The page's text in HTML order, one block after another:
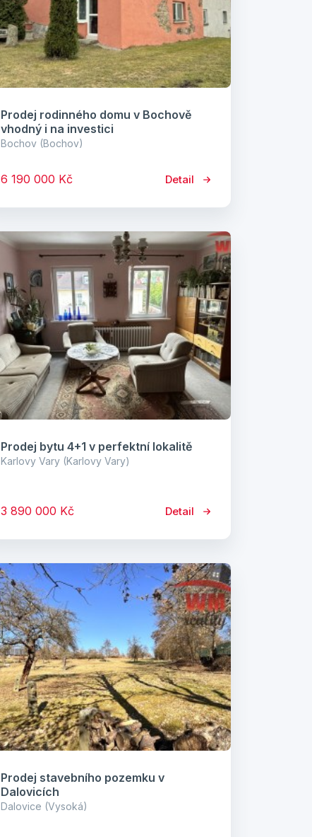
Prodej rodinného domu v Bochově
vhodný i na investici
Bochov (Bochov)
6 190 000 Kč Detail
Prodej bytu 4+1 v perfektní lokalitě
Karlovy Vary (Karlovy Vary)
3 890 000 Kč Detail
Prodej stavebního pozemku v
Dalovicích
Dalovice (Vysoká)